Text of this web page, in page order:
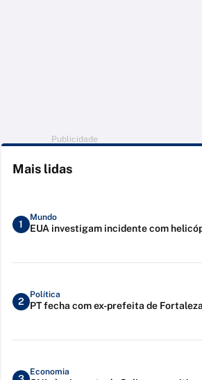
Publicidade
Mais lidas
1
Mundo
EUA investigam incidente com
2
Política
PT fecha com ex-prefeita de
Economia